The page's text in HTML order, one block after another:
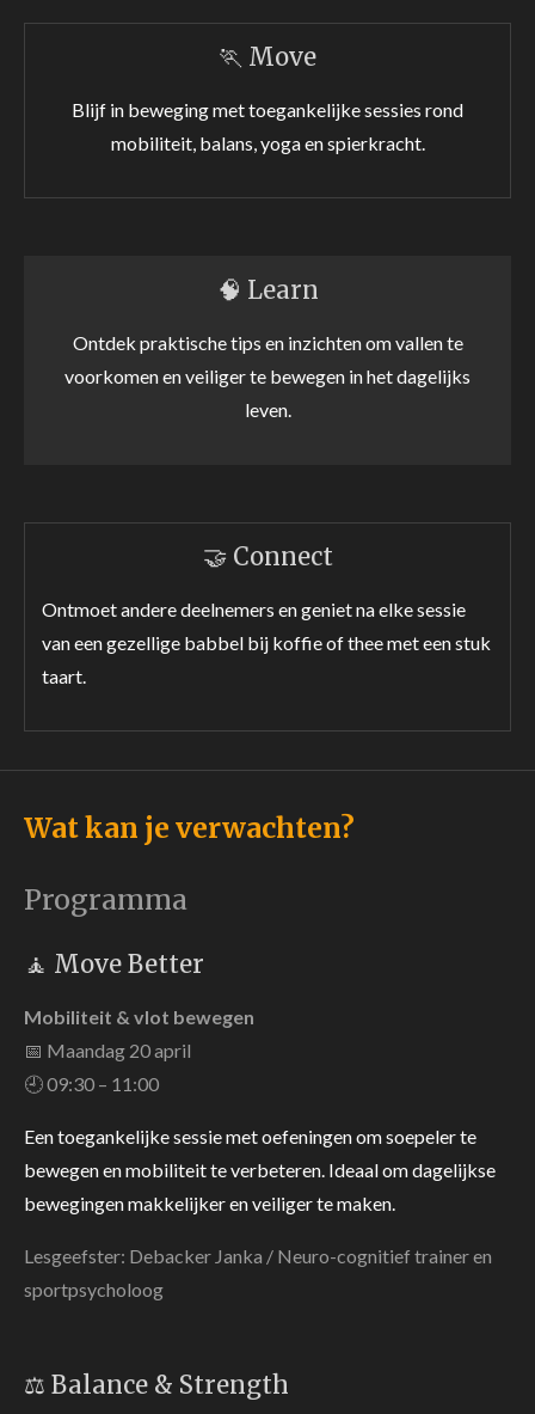
🏃 Move
Blijf in beweging met toegankelijke sessies rond
mobiliteit, balans, yoga en spierkracht.
🧠 Learn
Ontdek praktische tips en inzichten om vallen te
voorkomen en veiliger te bewegen in het dagelijks
leven.
🤝 Connect
Ontmoet andere deelnemers en geniet na elke sessie
van een gezellige babbel bij koffie of thee met een stuk
taart.
Wat kan je verwachten?
Programma
🧘 Move Better
Mobiliteit & vlot bewegen
📅 Maandag 20 april
🕘 09:30 – 11:00
Een toegankelijke sessie met oefeningen om soepeler te
bewegen en mobiliteit te verbeteren. Ideaal om dagelijkse
bewegingen makkelijker en veiliger te maken.
Lesgeefster: Debacker Janka / Neuro-cognitief trainer en
sportpsycholoog
⚖️ Balance & Strength